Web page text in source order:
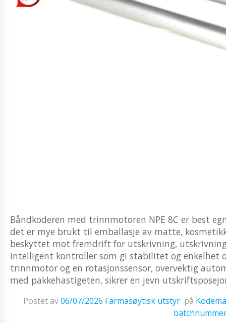
Båndkoderen med trinnmotoren NPE 8C er best
det er mye brukt til emballasje av matte,
beskyttet mot fremdrift for utskrivning,
intelligent kontroller som gi stabilitet og enkelhet
trinnmotor og en rotasjonssensor, overvektig
med pakkehastigeten, sikrer en jevn
Postet av06/07/2026 Farmasøytisk utstyr på